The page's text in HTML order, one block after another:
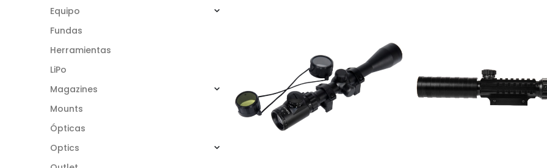
Equipo
Fundas
Herramientas
LiPo
Magazines
Mounts
Ópticas
Optics